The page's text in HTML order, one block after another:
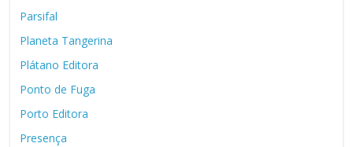
Parsifal
Planeta Tangerina
Plátano Editora
Ponto de Fuga
Porto Editora
Presença